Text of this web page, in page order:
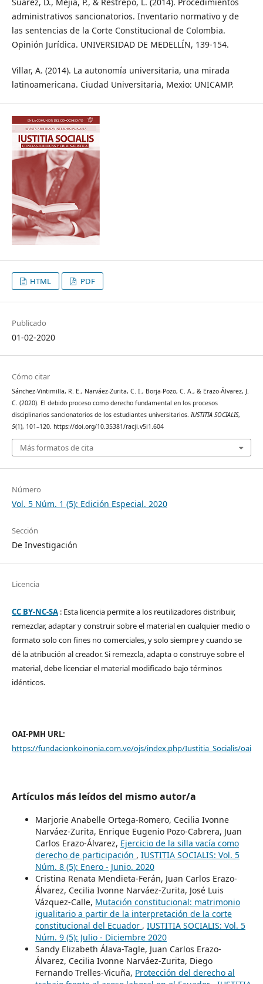
administrativos sancionatorios. Inventario normativo y de
las sentencias de la Corte Constitucional de Colombia.
Opinión Jurídica. UNIVERSIDAD DE MEDELLÍN, 139-154.
Villar, A. (2014). La autonomía universitaria, una mirada
latinoamericana. Ciudad Universitaria, Mexio: UNICAMP.
HTML PDF
Publicado
01-02-2020
Cómo citar
Sánchez-Vintimilla, R. E., Narváez-Zurita, C. I., Borja-Pozo, C. A., & Erazo-Álvarez, J.
C. (2020). El debido proceso como derecho fundamental en los procesos
disciplinarios sancionatorios de los estudiantes universitarios. IUSTITIA SOCIALIS,
5(1), 101–120. https://doi.org/10.35381/racji.v5i1.604
Más formatos de cita
Número
Vol. 5 Núm. 1 (5): Edición Especial. 2020
Sección
De Investigación
Licencia
CC BY-NC-SA: Esta licencia permite a los reutilizadores distribuir,
remezclar, adaptar y construir sobre el material en cualquier medio o
formato solo con fines no comerciales, y solo siempre y cuando se
dé la atribución al creador. Si remezcla, adapta o construye sobre el
material, debe licenciar el material modificado bajo términos
idénticos.
OAI-PMH URL:
https://fundacionkoinonia.com.ve/ojs/index.php/Iustitia_Socialis/oai
Artículos más leídos del mismo autor/a
Marjorie Anabelle Ortega-Romero, Cecilia Ivonne
Narváez-Zurita, Enrique Eugenio Pozo-Cabrera, Juan
Carlos Erazo-Álvarez, Ejercicio de la silla vacía como
derecho de participación , IUSTITIA SOCIALIS: Vol. 5
Núm. 8 (5): Enero - Junio. 2020
Cristina Renata Mendieta-Ferán, Juan Carlos Erazo-
Álvarez, Cecilia Ivonne Narváez-Zurita, José Luis
Vázquez-Calle, Mutación constitucional: matrimonio
igualitario a partir de la interpretación de la corte
constitucional del Ecuador , IUSTITIA SOCIALIS: Vol. 5
Núm. 9 (5): Julio - Diciembre 2020
Sandy Elizabeth Álava-Tagle, Juan Carlos Erazo-
Álvarez, Cecilia Ivonne Narváez-Zurita, Diego
Fernando Trelles-Vicuña, Protección del derecho al